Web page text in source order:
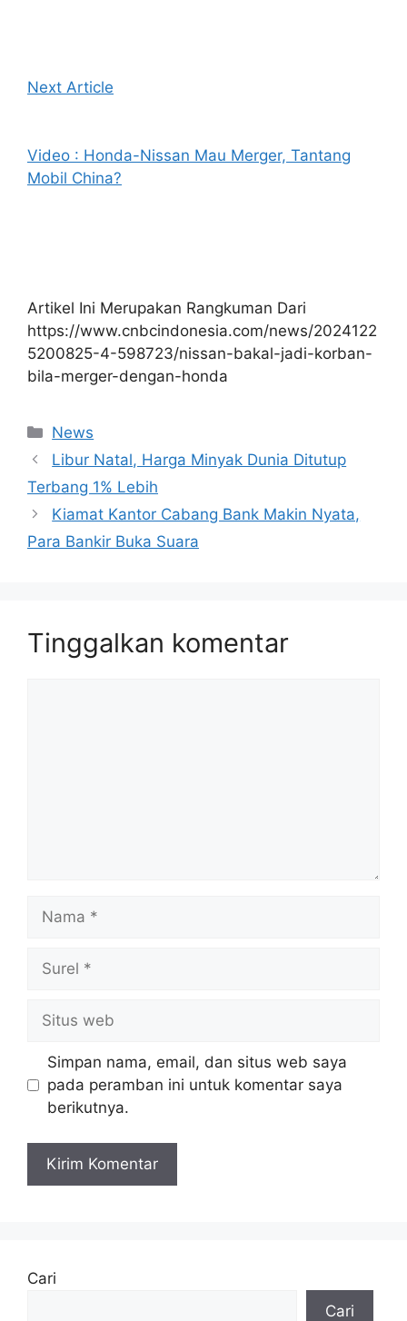
Next Article
Video : Honda-Nissan Mau Merger, Tantang
Mobil China?
Artikel Ini Merupakan Rangkuman Dari
https://www.cnbcindonesia.com/news/2024122
5200825-4-598723/nissan-bakal-jadi-korban-
bila-merger-dengan-honda
Kategori
News
Libur Natal, Harga Minyak Dunia Ditutup
Terbang 1% Lebih
Kiamat Kantor Cabang Bank Makin Nyata,
Para Bankir Buka Suara
Tinggalkan komentar
Nama
Surel
Situs
web
Simpan nama, email, dan situs web saya
pada peramban ini untuk komentar saya
berikutnya.
Cari
Cari